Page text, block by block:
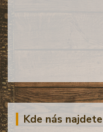
Kde nás najdete